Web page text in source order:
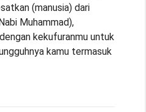
(manusia) dari
Muhammad),
kekufuranmu untuk
kamu termasuk